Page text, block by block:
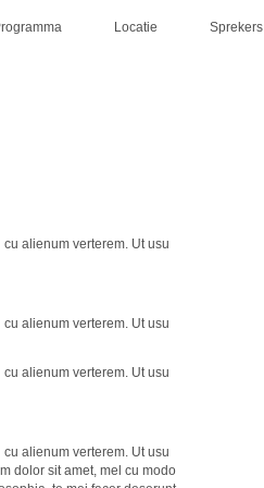
Locatie Sprekers
alienum verterem. Ut usu
alienum verterem. Ut usu
alienum verterem. Ut usu
alienum verterem. Ut usu
dolor sit amet, mel cu modo